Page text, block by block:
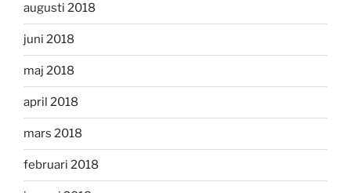
augusti 2018
juni 2018
maj 2018
april 2018
mars 2018
februari 2018